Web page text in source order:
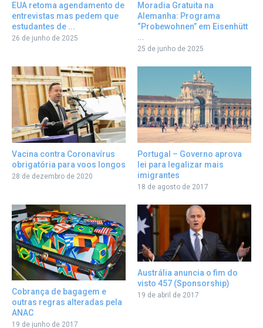
EUA retoma agendamento de
entrevistas mas pedem que
estudantes de ...
26 de junho de 2025
Moradia Gratuita na
Alemanha: Programa
“Probewohnen” em Eisenhütt
...
25 de junho de 2025
Vacina contra Coronavírus
obrigatória para voos longos
28 de dezembro de 2020
Portugal – Governo aprova
lei para legalizar mais
imigrantes
18 de agosto de 2017
Cobrança de bagagem e
outras regras alteradas pela
ANAC
19 de junho de 2017
Austrália anuncia o fim do
visto 457 (Sponsorship)
19 de abril de 2017